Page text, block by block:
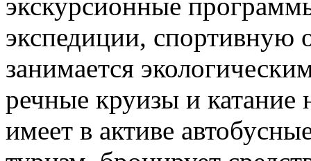
экспедиции, спортивную
занимается
речные круизы и катание
имеет в активе